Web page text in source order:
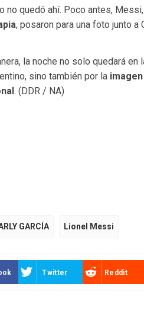
no quedó ahí. Poco antes, Messi,
, posaron para una foto junto a
la noche no solo quedará
sino también por la
. (DDR / NA)
GARCÍA Lionel Messi
Twitter Reddit